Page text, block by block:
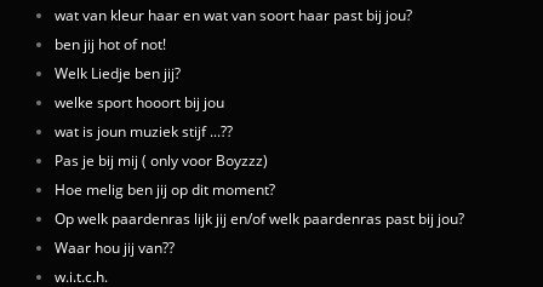
wat van kleur haar en wat van soort haar past bij jou?
ben jij hot of not!
Welk Liedje ben jij?
welke sport hooort bij jou
wat is joun muziek stijf ...??
Pas je bij mij ( only voor Boyzzz)
Hoe melig ben jij op dit moment?
Op welk paardenras lijk jij en/of welk paardenras past bij jou?
Waar hou jij van??
w.i.t.c.h.